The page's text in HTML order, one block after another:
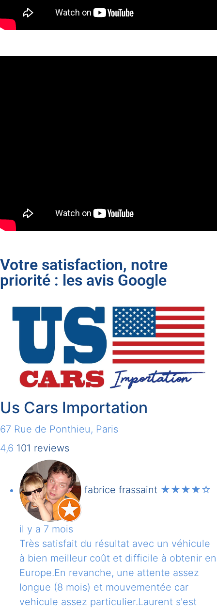
Votre satisfaction, notre
priorité : les avis Google
Us Cars Importation
67 Rue de Ponthieu, Paris
4,6 101 reviews
fabrice frassaint ★★★★☆
il y a 7 mois
Très satisfait du résultat avec un véhicule
à bien meilleur coût et difficile à obtenir en
Europe.En revanche, une attente assez
longue (8 mois) et mouvementée car
vehicule assez particulier.Laurent s'est